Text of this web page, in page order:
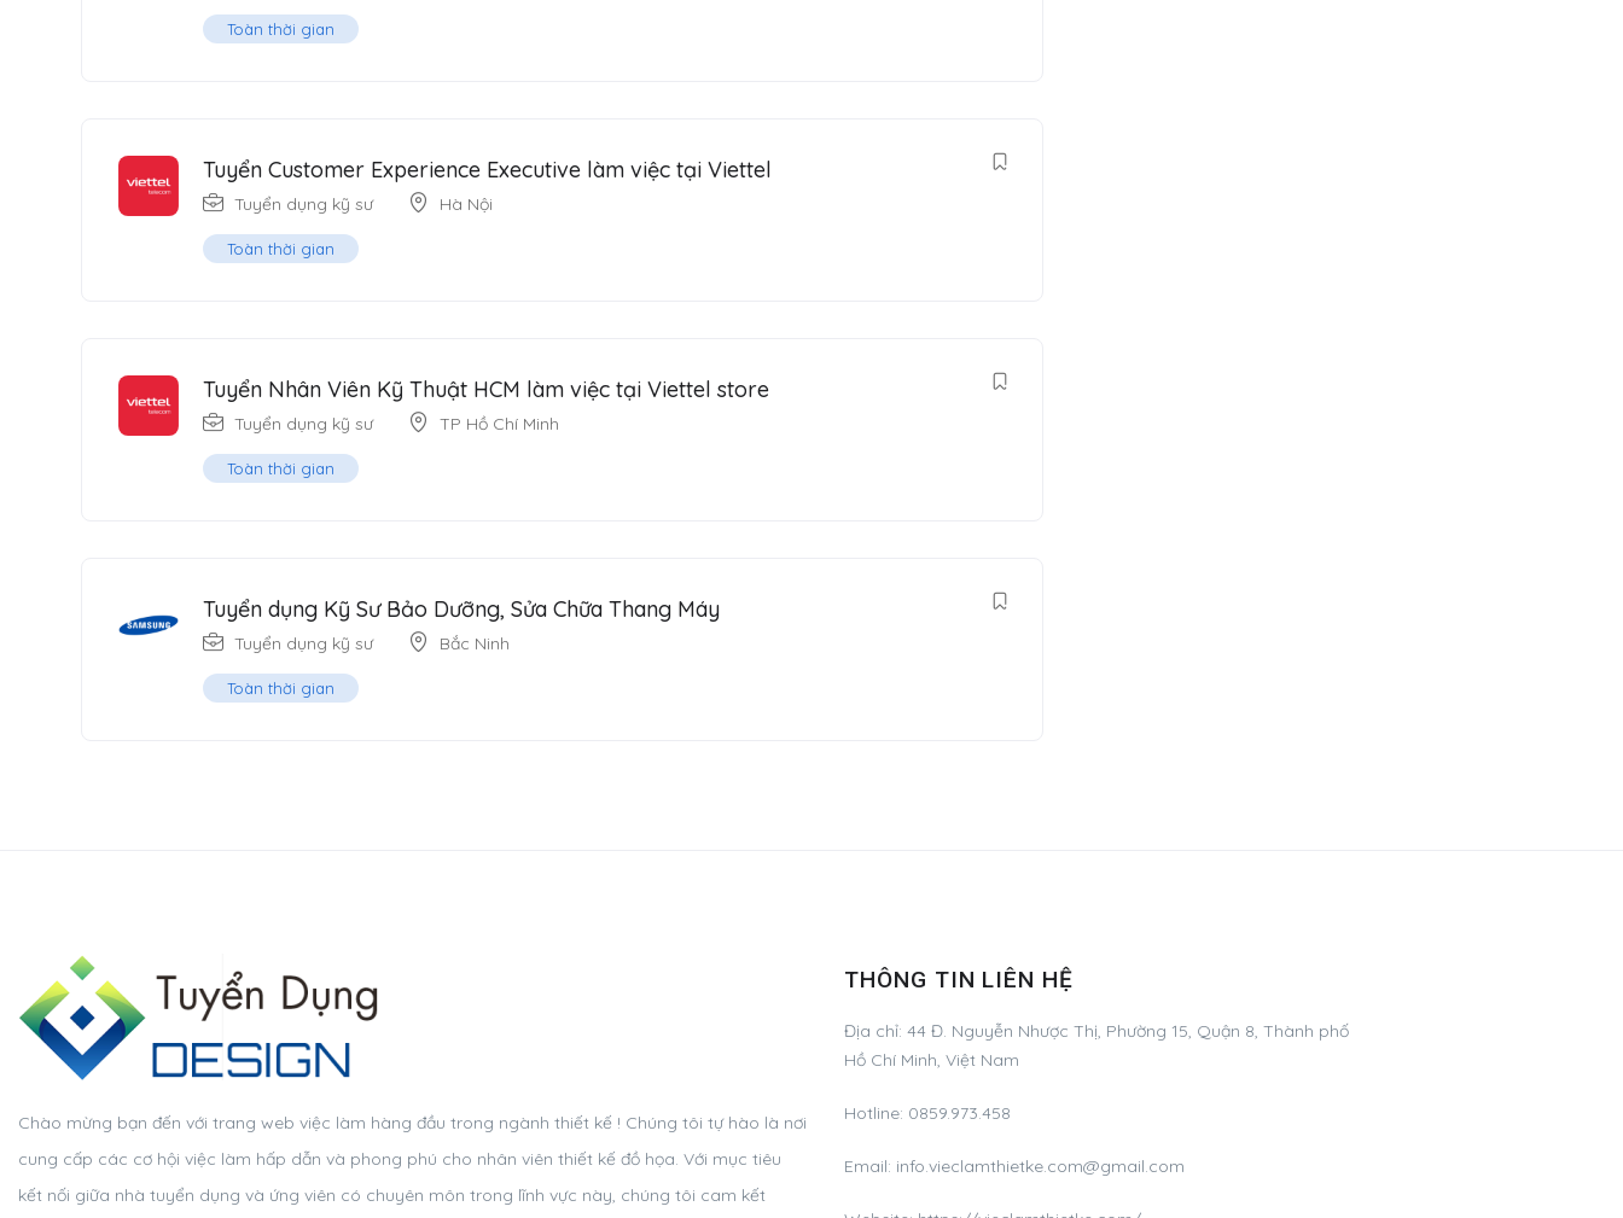
Toàn thời gian
Tuyển Customer Experience Executive làm việc tại Viettel
Tuyển dụng kỹ sư Hà Nội
Toàn thời gian
Tuyển Nhân Viên Kỹ Thuật HCM làm việc tại Viettel store
Tuyển dụng kỹ sư TP Hồ Chí Minh
Toàn thời gian
Tuyển dụng Kỹ Sư Bảo Dưỡng, Sửa Chữa Thang Máy
Tuyển dụng kỹ sư Bắc Ninh
Toàn thời gian
Chào mừng bạn đến với trang web việc làm hàng đầu trong ngành thiết kế ! Chúng tôi tự hào là nơi
cung cấp các cơ hội việc làm hấp dẫn và phong phú cho nhân viên thiết kế đồ họa. Với mục tiêu
kết nối giữa nhà tuyển dụng và ứng viên có chuyên môn trong lĩnh vực này, chúng tôi cam kết
THÔNG TIN LIÊN HỆ
Địa chỉ: 44 Đ. Nguyễn Nhược Thị, Phường 15, Quận 8, Thành phố
Hồ Chí Minh, Việt Nam
Hotline: 0859.973.458
Email: info.vieclamthietke.com@gmail.com